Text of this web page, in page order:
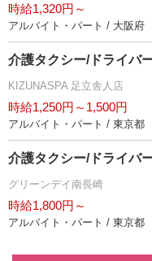
時給1,320円～
アルバイト・パート / 大阪府
介護タクシー/ドライバ
KIZUNASPA 足立舎人店
時給1,250円～1,500円
アルバイト・パート / 東京都
介護タクシー/ドライバ
グリーンデイ南長崎
時給1,800円～
アルバイト・パート / 東京都